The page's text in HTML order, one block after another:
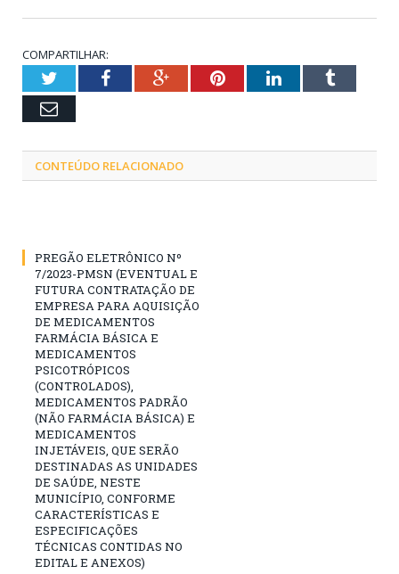
COMPARTILHAR:
TwitterFacebookGoogle+PinterestLinkedInTumblr
Email
CONTEÚDO RELACIONADO
PREGÃO ELETRÔNICO Nº
7/2023-PMSN (EVENTUAL E
FUTURA CONTRATAÇÃO DE
EMPRESA PARA AQUISIÇÃO
DE MEDICAMENTOS
FARMÁCIA BÁSICA E
MEDICAMENTOS
PSICOTRÓPICOS
(CONTROLADOS),
MEDICAMENTOS PADRÃO
(NÃO FARMÁCIA BÁSICA) E
MEDICAMENTOS
INJETÁVEIS, QUE SERÃO
DESTINADAS AS UNIDADES
DE SAÚDE, NESTE
MUNICÍPIO, CONFORME
CARACTERÍSTICAS E
ESPECIFICAÇÕES
TÉCNICAS CONTIDAS NO
EDITAL E ANEXOS)